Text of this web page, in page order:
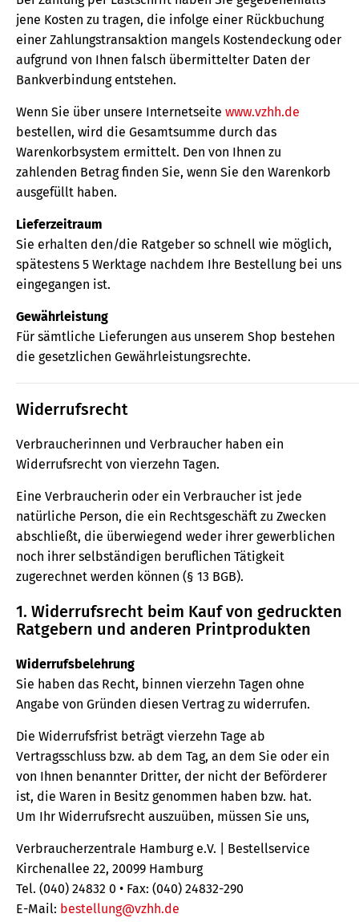
jene Kosten zu tragen, die infolge einer Rückbuchung
einer Zahlungstransaktion mangels Kostendeckung oder
aufgrund von Ihnen falsch übermittelter Daten der
Bankverbindung entstehen.
Wenn Sie über unsere Internetseite www.vzhh.de
bestellen, wird die Gesamtsumme durch das
Warenkorbsystem ermittelt. Den von Ihnen zu
zahlenden Betrag finden Sie, wenn Sie den Warenkorb
ausgefüllt haben.
Lieferzeitraum
Sie erhalten den/die Ratgeber so schnell wie möglich,
spätestens 5 Werktage nachdem Ihre Bestellung bei uns
eingegangen ist.
Gewährleistung
Für sämtliche Lieferungen aus unserem Shop bestehen
die gesetzlichen Gewährleistungsrechte.
Widerrufsrecht
Verbraucherinnen und Verbraucher haben ein
Widerrufsrecht von vierzehn Tagen.
Eine Verbraucherin oder ein Verbraucher ist jede
natürliche Person, die ein Rechtsgeschäft zu Zwecken
abschließt, die überwiegend weder ihrer gewerblichen
noch ihrer selbständigen beruflichen Tätigkeit
zugerechnet werden können (§ 13 BGB).
1. Widerrufsrecht beim Kauf von gedruckten
Ratgebern und anderen Printprodukten
Widerrufsbelehrung
Sie haben das Recht, binnen vierzehn Tagen ohne
Angabe von Gründen diesen Vertrag zu widerrufen.
Die Widerrufsfrist beträgt vierzehn Tage ab
Vertragsschluss bzw. ab dem Tag, an dem Sie oder ein
von Ihnen benannter Dritter, der nicht der Beförderer
ist, die Waren in Besitz genommen haben bzw. hat.
Um Ihr Widerrufsrecht auszuüben, müssen Sie uns,
Verbraucherzentrale Hamburg e.V. | Bestellservice
Kirchenallee 22, 20099 Hamburg
Tel. (040) 24832 0 • Fax: (040) 24832-290
E-Mail: bestellung@vzhh.de